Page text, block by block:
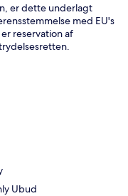
er dette underlagt
med EU's
reservation af
Ubud